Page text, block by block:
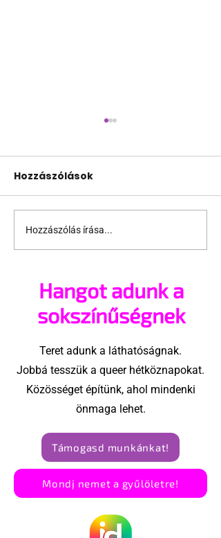
Minden a
melegségről:
és túl
Hozzászólások
Hozzászólás írása...
Hangot adunk a
sokszínűségnek
Teret adunk a láthatóságnak.
Jobbá tesszük a queer hétköznapokat.
Közösséget építünk, ahol mindenki
önmaga lehet.
Támogasd munkánkat!
Mondj nemet a gyűlöletre!